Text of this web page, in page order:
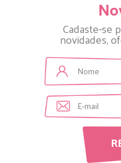
Cadaste-se
novidades,